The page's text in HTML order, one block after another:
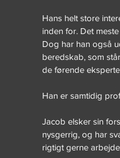
Hans helt store
inden for. Det
Dog har han også
beredskab, som
de førende
Han er samtidig
Jacob elsker sin
nysgerrig, og har
rigtigt gerne